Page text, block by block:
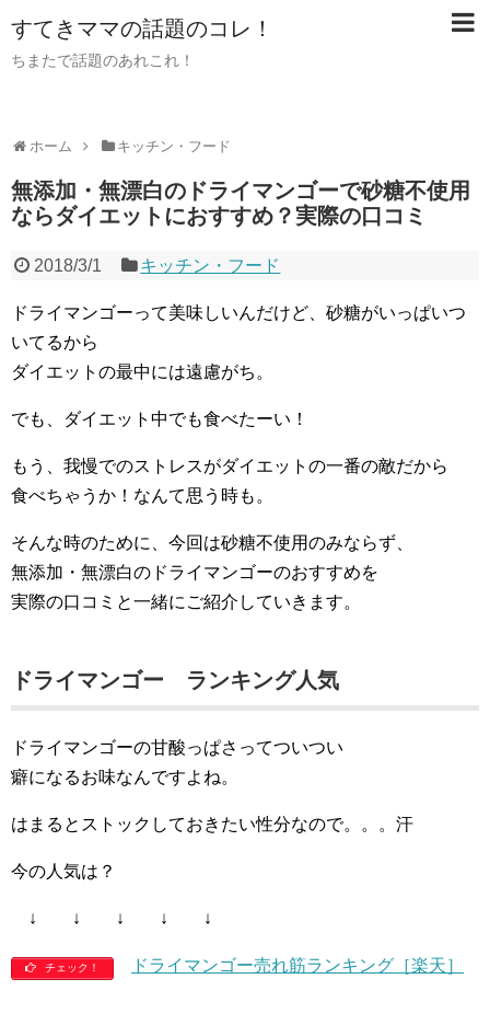
すてきママの話題のコレ！
ちまたで話題のあれこれ！
ホーム キッチン・フード
無添加・無漂白のドライマンゴーで砂糖不使用
ならダイエットにおすすめ？実際の口コミ
2018/3/1 キッチン・フード
ドライマンゴーって美味しいんだけど、砂糖がいっぱいつ
いてるから
ダイエットの最中には遠慮がち。
でも、ダイエット中でも食べたーい！
もう、我慢でのストレスがダイエットの一番の敵だから
食べちゃうか！なんて思う時も。
そんな時のために、今回は砂糖不使用のみならず、
無添加・無漂白のドライマンゴーのおすすめを
実際の口コミと一緒にご紹介していきます。
ドライマンゴー ランキング人気
ドライマンゴーの甘酸っぱさってついつい
癖になるお味なんですよね。
はまるとストックしておきたい性分なので。。。汗
今の人気は？
↓ ↓ ↓ ↓ ↓
チェック！ ドライマンゴー売れ筋ランキング［楽天］